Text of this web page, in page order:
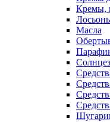
Кремы,
Масла